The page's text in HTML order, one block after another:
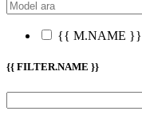
{{ M.NAME }}
{{ FILTER.NAME }}